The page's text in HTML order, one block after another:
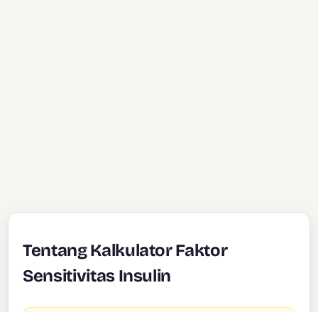
Tentang Kalkulator Faktor
Sensitivitas Insulin